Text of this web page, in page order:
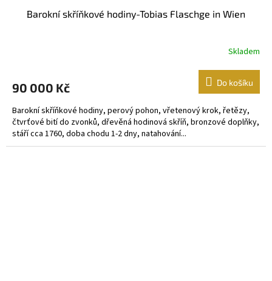
Barokní skříňkové hodiny-Tobias Flaschge in Wien
Skladem
90 000 Kč Do košíku
Barokní skříňkové hodiny, perový pohon, vřetenový krok, řetězy,
čtvrťové bití do zvonků, dřevěná hodinová skříň, bronzové doplňky,
stáří cca 1760, doba chodu 1-2 dny, natahování...